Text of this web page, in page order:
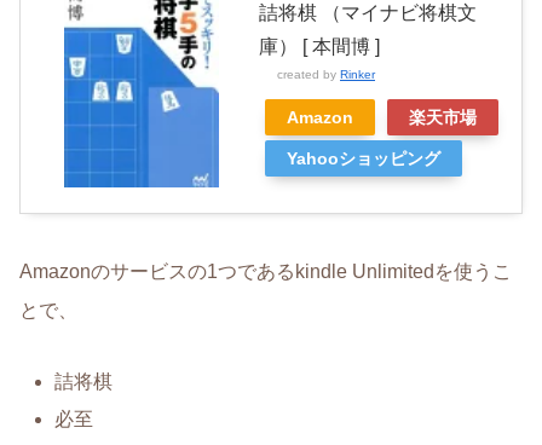
詰将棋 （マイナビ将棋文
庫） [ 本間博 ]
created by Rinker
Amazon 楽天市場
Yahooショッピング
Amazonのサービスの1つであるkindle Unlimitedを使うこ
とで、
詰将棋
必至